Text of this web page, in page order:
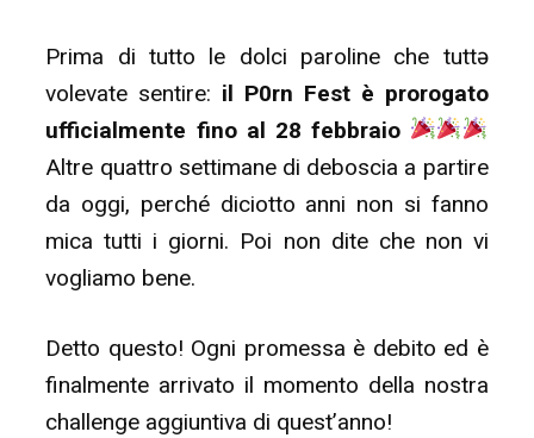
Prima di tutto le dolci paroline che tuttə
volevate sentire: il P0rn Fest è prorogato
ufficialmente fino al 28 febbraio
Altre quattro settimane di deboscia a partire
da oggi, perché diciotto anni non si fanno
mica tutti i giorni. Poi non dite che non vi
vogliamo bene.
Detto questo! Ogni promessa è debito ed è
finalmente arrivato il momento della nostra
challenge aggiuntiva di quest’anno!